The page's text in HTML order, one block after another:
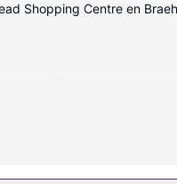
Shopping Centre en
net zoals een